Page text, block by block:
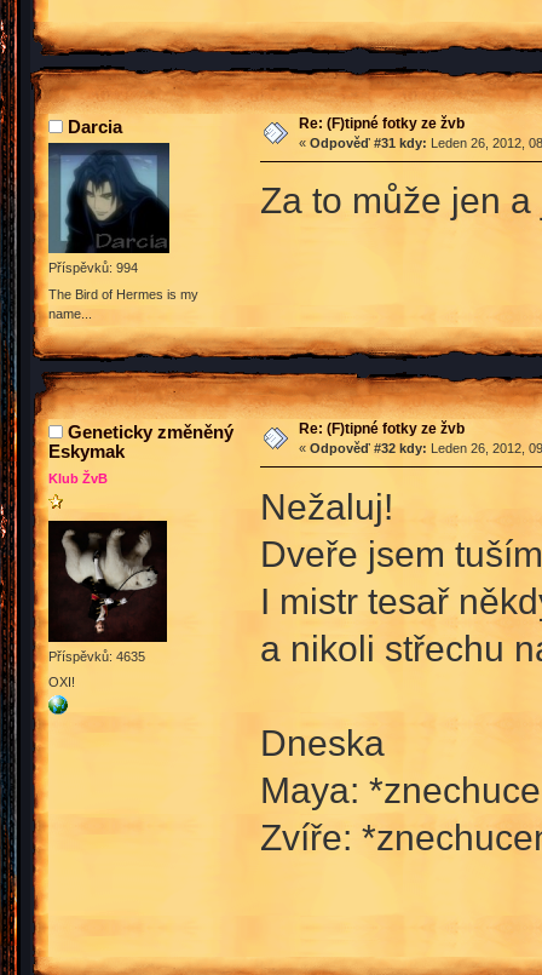
Darcia
Příspěvků: 994
The Bird of Hermes is my
name...
Re: (F)tipné fotky ze žvb
« Odpověď #31 kdy: Leden 26, 2012,
Za to může jen
Geneticky změněný
Eskymak
Klub ŽvB
Příspěvků: 4635
OXI!
Re: (F)tipné fotky ze žvb
« Odpověď #32 kdy: Leden 26, 2012,
Nežaluj!
Dveře jsem
I mistr tesař
a nikoli střechu
Dneska
Maya:
Zvíře: